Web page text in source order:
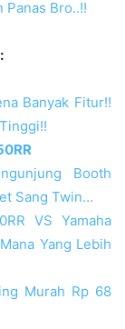
Bro..!!
Banyak Fitur!!
Booth
Sang Twin…
VS Yamaha
Yang Lebih
Murah Rp 68